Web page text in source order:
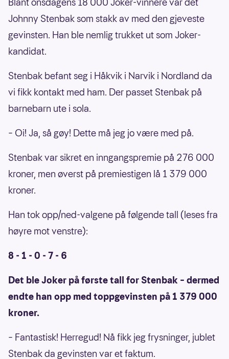
Johnny Stenbak som stakk av med den gjeveste
gevinsten. Han ble nemlig trukket ut som Joker-
kandidat.
Stenbak befant seg i Håkvik i Narvik i Nordland da
vi fikk kontakt med ham. Der passet Stenbak på
barnebarn ute i sola.
– Oi! Ja, så gøy! Dette må jeg jo være med på.
Stenbak var sikret en inngangspremie på 276 000
kroner, men øverst på premiestigen lå 1 379 000
kroner.
Han tok opp/ned-valgene på følgende tall (leses fra
høyre mot venstre):
8 - 1 - 0 - 7 - 6
Det ble Joker på første tall for Stenbak – dermed
endte han opp med toppgevinsten på 1 379 000
kroner.
– Fantastisk! Herregud! Nå fikk jeg frysninger, jublet
Stenbak da gevinsten var et faktum.